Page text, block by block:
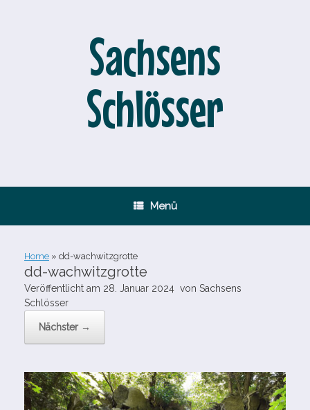
Sachsens
Schlösser
Menü
Home » dd-​wachwitzgrotte
dd-​wachwitzgrotte
Veröffentlicht am 28. Januar 2024 von Sachsens
Schlösser
Nächster →